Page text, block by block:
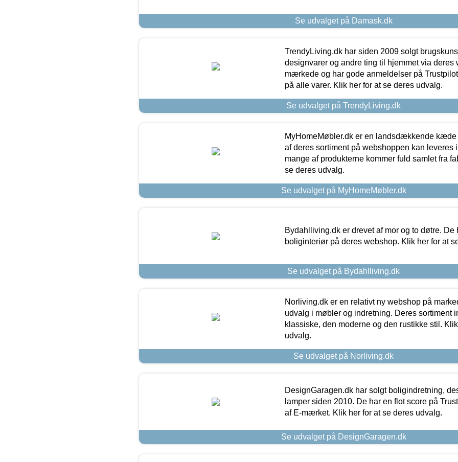
Se udvalget på Damask.dk
TrendyLiving.dk har siden 2009 solgt
designvarer og andre ting til hjemmet via deres
mærkede og har gode anmeldelser på
på alle varer. Klik her for at se deres udvalg.
Se udvalget på TrendyLiving.dk
MyHomeMøbler.dk er en landsdækkende kæde
af deres sortiment på webshoppen kan leveres
mange af produkterne kommer fuld samlet fra
se deres udvalg.
Se udvalget på MyHomeMøbler.dk
Bydahlliving.dk er drevet af mor og to døtre. De
boliginteriør på deres webshop. Klik her for at
Se udvalget på Bydahlliving.dk
Norliving.dk er en relativt ny webshop på
udvalg i møbler og indretning. Deres sortiment
klassiske, den moderne og den rustikke stil.
udvalg.
Se udvalget på Norliving.dk
DesignGaragen.dk har solgt boligindretning,
lamper siden 2010. De har en flot score på
af E-mærket. Klik her for at se deres udvalg.
Se udvalget på DesignGaragen.dk